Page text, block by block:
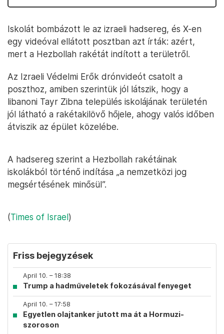
Iskolát bombázott le az izraeli hadsereg, és X-en
egy videóval ellátott posztban azt írták: azért,
mert a Hezbollah rakétát indított a területről.
Az Izraeli Védelmi Erők drónvideót csatolt a
poszthoz, amiben szerintük jól látszik, hogy a
libanoni Tayr Zibna település iskolájának területén
jól látható a rakétakilövő hőjele, ahogy valós időben
átviszik az épület közelébe.
A hadsereg szerint a Hezbollah rakétáinak
iskolákból történő indítása „a nemzetközi jog
megsértésének minősül”.
(Times of Israel)
Friss bejegyzések
April 10. – 18:38
Trump a hadműveletek fokozásával fenyeget
April 10. – 17:58
Egyetlen olajtanker jutott ma át a Hormuzi-
szoroson